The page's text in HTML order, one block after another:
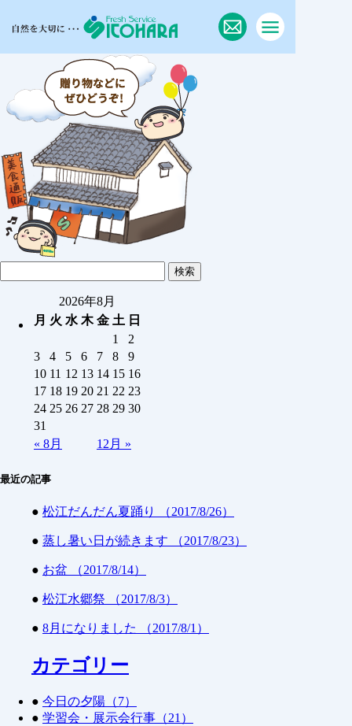
2026年8月
月 火 水 木 金 土 日
« 8月 12月 »
1
2
3
4 5 6 7 8
9
10 11 12 13 14 15 16
17 18 19 20 21 22 23
24 25 26 27 28 29 30
31
最近の記事
● 松江だんだん夏踊り （2017/8/26）
● 蒸し暑い日が続きます （2017/8/23）
● お盆 （2017/8/14）
● 松江水郷祭 （2017/8/3）
● 8月になりました （2017/8/1）
カテゴリー
● 今日の夕陽（7）
● 学習会・展示会行事（21）